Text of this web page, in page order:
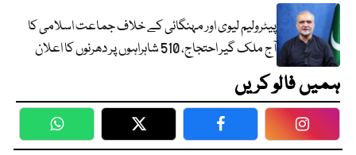
پیٹرولیم لیوی اور مہنگائی کے خلاف جماعت اسلامی کا
آج ملک گیر احتجاج، 510 شاہراہوں پر دھرنوں کا اعلان
ہمیں فالو کریں
WhatsApp Twitter Facebook